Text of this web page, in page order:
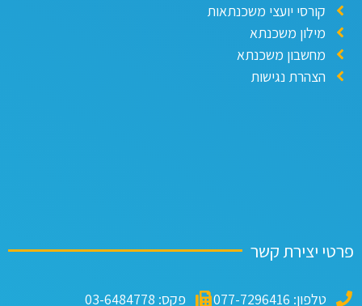
קורסי יועצי משכנתאות
מילון משכנתא
מחשבון משכנתא
הצהרת נגישות
יצירת קשר
טלפון: 077-7296416
פקס: 03-6484778